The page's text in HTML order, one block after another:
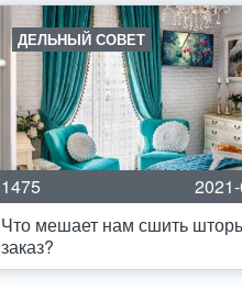
ДЕЛЬНЫЙ СОВЕТ
1475
Что мешает нам сшить
заказ?